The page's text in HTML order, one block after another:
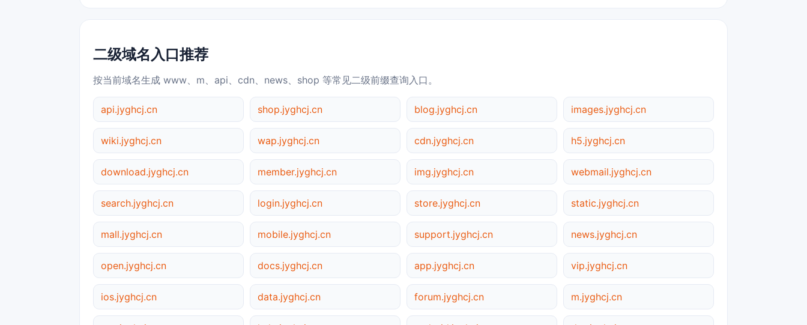
二级域名入口推荐
按当前域名生成 www、m、api、cdn、news、shop 等常见二级前缀查询入口。
api.jyghcj.cn shop.jyghcj.cn blog.jyghcj.cn images.jyghcj.cn
wiki.jyghcj.cn wap.jyghcj.cn cdn.jyghcj.cn h5.jyghcj.cn
download.jyghcj.cn member.jyghcj.cn img.jyghcj.cn webmail.jyghcj.cn
search.jyghcj.cn login.jyghcj.cn store.jyghcj.cn static.jyghcj.cn
mall.jyghcj.cn mobile.jyghcj.cn support.jyghcj.cn news.jyghcj.cn
open.jyghcj.cn docs.jyghcj.cn app.jyghcj.cn vip.jyghcj.cn
ios.jyghcj.cn data.jyghcj.cn forum.jyghcj.cn m.jyghcj.cn